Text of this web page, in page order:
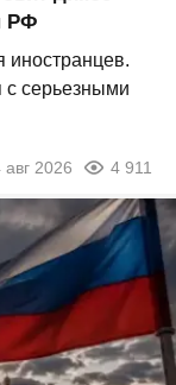
РФ
иностранцев.
с серьезными
авг 2026 4 911